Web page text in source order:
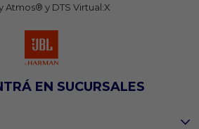
Atmos® y DTS Virtual:X
EN SUCURSALES